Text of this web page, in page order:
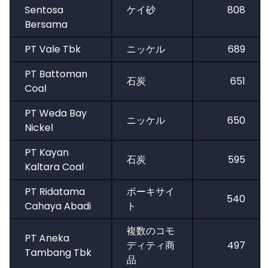
Sentosa
Bersama
ケイ砂 808
PT Vale Tbk ニッケル
689
PT Battoman
Coal
石炭 651
PT Weda Bay
Nickel
ニッケル 650
PT Kayan
Kaltara Coal
石炭 595
PT Ridatama
Cahaya Abadi
ボーキサイ
ト
540
PT Aneka
Tambang Tbk
複数のコモ
ディティ商
品
497